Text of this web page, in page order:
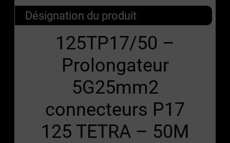
Désignation du produit
125TP17/50 –
Prolongateur
5G25mm2
connecteurs P17
125 TETRA – 50M